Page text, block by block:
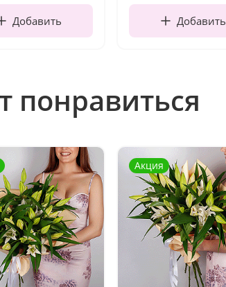
Добавить Добавить
понравиться
Акция